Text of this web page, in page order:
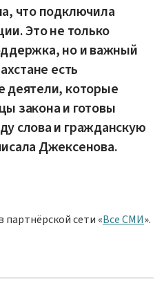
что подключила
Это не только
но и важный
есть
деятели, которые
закона и готовы
слова и гражданскую
Джексенова.
партнёрской сети «Все СМИ».